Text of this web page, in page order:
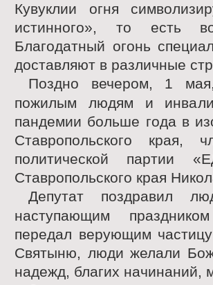
Кувуклии огня
истинного», то есть
Благодатный огонь
доставляют в различные
Поздно вечером, 1
пожилым людям и
пандемии больше года в
Ставропольского края,
политической
Ставропольского края
Депутат поздравил
наступающим
передал верующим
Святыню, люди желали
надежд, благих начинаний,